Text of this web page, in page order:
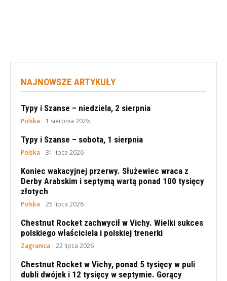
NAJNOWSZE ARTYKUŁY
Typy i Szanse – niedziela, 2 sierpnia
Polska 1 sierpnia 2026
Typy i Szanse – sobota, 1 sierpnia
Polska 31 lipca 2026
Koniec wakacyjnej przerwy. Służewiec wraca z
Derby Arabskim i septymą wartą ponad 100 tysięcy
złotych
Polska 25 lipca 2026
Chestnut Rocket zachwycił w Vichy. Wielki sukces
polskiego właściciela i polskiej trenerki
Zagranica 22 lipca 2026
Chestnut Rocket w Vichy, ponad 5 tysięcy w puli
dubli dwójek i 12 tysięcy w septymie. Gorący